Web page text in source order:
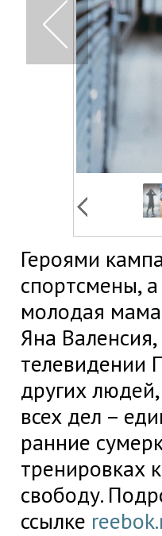
Героями
спортсмены,
молодая мама
Яна
телевидении
других
всех дел –
ранние
тренировках
свободу.
ссылке